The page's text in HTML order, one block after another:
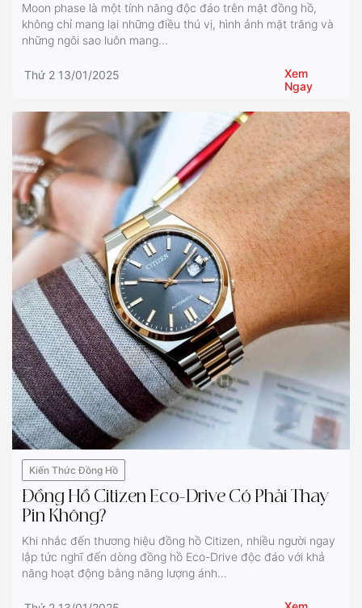
Moon phase là một tính năng độc đáo trên mặt đồng hồ,
không chỉ mang lại những điều thú vị, hình ảnh mặt trăng và
những ngôi sao luôn mang...
Thứ 2 13/01/2025
Xem
Ngay
Kiến Thức Đồng Hồ
Đồng Hồ Citizen Eco-Drive Có Phải Thay
Pin Không?
Khi nhắc đến thương hiệu đồng hồ Citizen, nhiều người ngay
lập tức nghĩ đến dòng đồng hồ Eco-Drive độc đáo với khả
năng hoạt động bằng năng lượng ánh...